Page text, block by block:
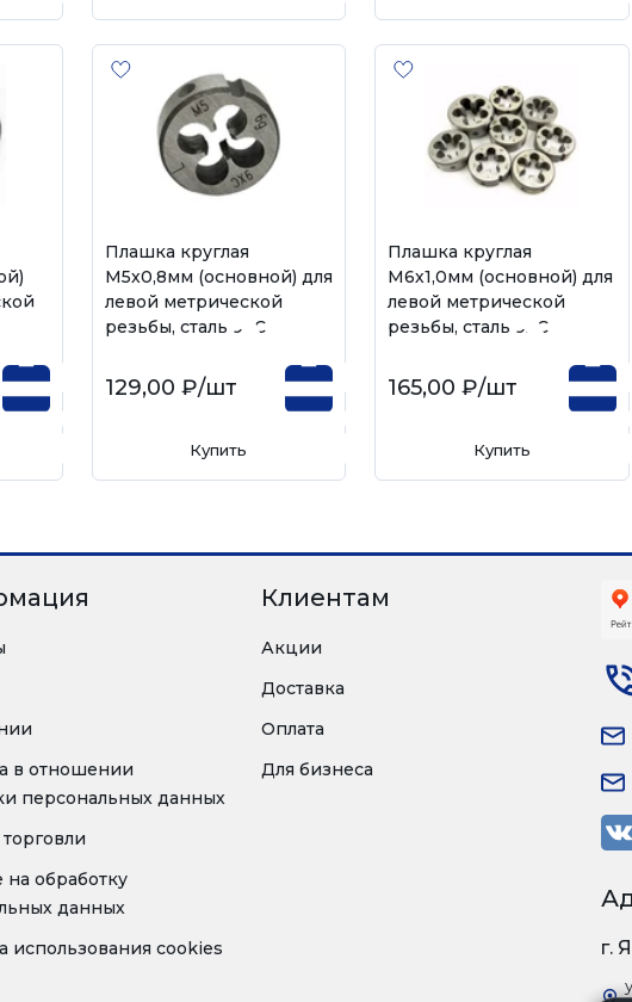
Плашка круглая
М5х0,8мм (основной) для
левой метрической
резьбы, сталь 9ХС
129,00 ₽/шт
Купить
Плашка круглая
М6х1,0мм (основной) для
левой метрической
резьбы, сталь 9ХС
165,00 ₽/шт
Купить
в отношении
персональных данных
на обработку
данных
использования cookies
Клиентам
Акции
Доставка
Оплата
Для бизнеса
г.